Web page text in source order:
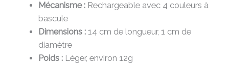
Mécanisme :Rechargeable avec 4 couleurs à
bascule
Dimensions :14 cm de longueur, 1 cm de
diamètre
Poids :Léger, environ 12g